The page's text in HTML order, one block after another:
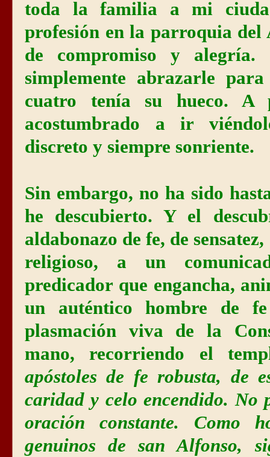
toda la familia a mi
profesión en la parroquia
de compromiso y
simplemente abrazarle
cuatro tenía su hueco. A
acostumbrado a ir
discreto y siempre sonriente.
Sin embargo, no ha sido
he descubierto. Y el
aldabonazo de fe, de
religioso, a un
predicador que engancha,
un auténtico hombre de
plasmación viva de la
mano, recorriendo el
apóstoles de fe robusta, de
caridad y celo encendido. No
oración constante. Como
genuinos de san Alfonso,